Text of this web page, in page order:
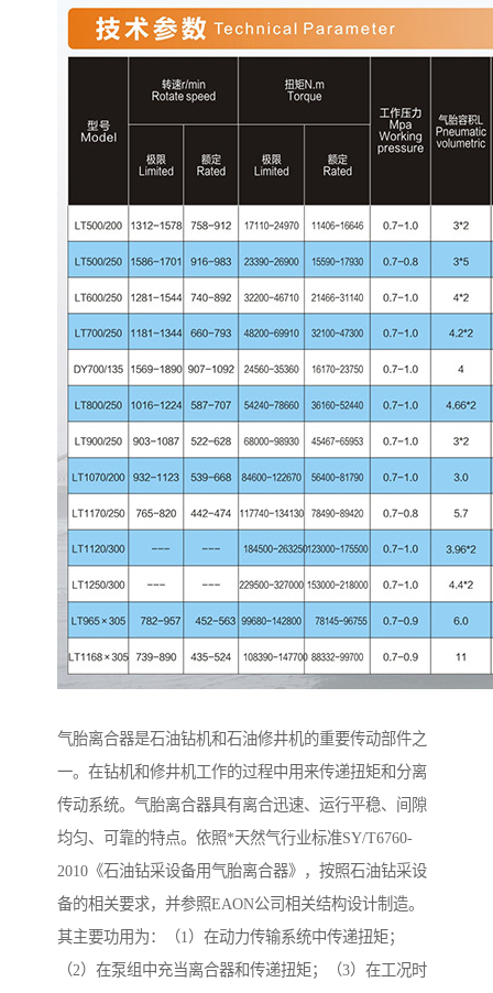
气胎离合器是石油钻机和石油修井机的重要传动部件之
一。在钻机和修井机工作的过程中用来传递扭矩和分离
传动系统。气胎离合器具有离合迅速、运行平稳、间隙
均匀、可靠的特点。依照*天然气行业标准SY/T6760-
2010《石油钻采设备用气胎离合器》，按照石油钻采设
备的相关要求，并参照EAON公司相关结构设计制造。
其主要功用为：（1）在动力传输系统中传递扭矩；
（2）在泵组中充当离合器和传递扭矩；（3）在工况时